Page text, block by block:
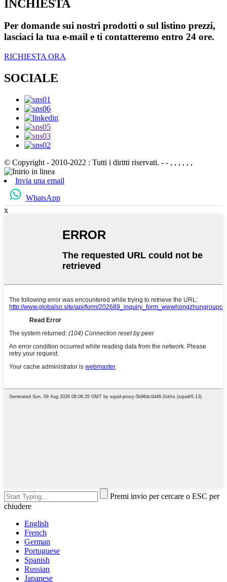
INCHIESTA
Per domande sui nostri prodotti o sul listino prezzi,
lasciaci la tua e-mail e ti contatteremo entro 24 ore.
RICHIESTA ORA
SOCIALE
© Copyright - 2010-2022 : Tutti i diritti riservati. - - , , , , , ,
Invia una email
WhatsApp
x
Premi invio per cercare o ESC per
chiudere
English
French
German
Portuguese
Spanish
Russian
Japanese